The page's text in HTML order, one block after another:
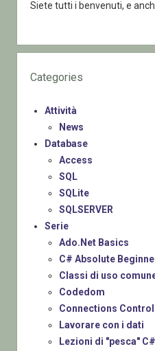
Siete tutti i benvenuti, e
Categories
Attività
News
Database
Access
SQL
SQLite
SQLSERVER
Serie
Ado.Net Basics
C# Absolute
Classi di uso
Codedom
Connections Control
Lavorare con i dati
Lezioni di "pesca" C#